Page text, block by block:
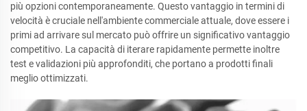
più opzioni contemporaneamente. Questo vantaggio in termini di
velocità è cruciale nell'ambiente commerciale attuale, dove essere i
primi ad arrivare sul mercato può offrire un significativo vantaggio
competitivo. La capacità di iterare rapidamente permette inoltre
test e validazioni più approfonditi, che portano a prodotti finali
meglio ottimizzati.